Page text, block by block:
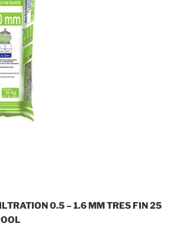
0.5 – 1.6 MM TRES FIN 25